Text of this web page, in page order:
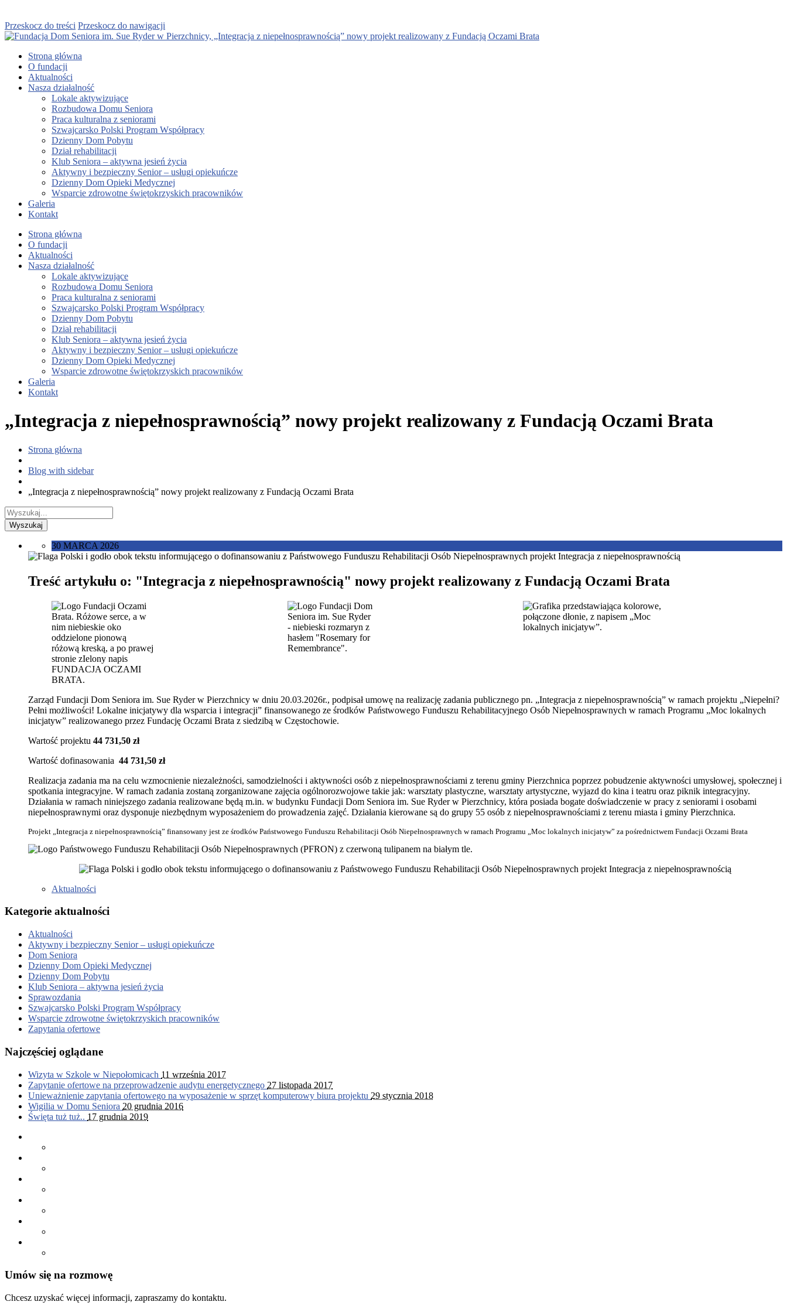
Przeskocz do treści Przeskocz do nawigacji
Strona główna
O fundacji
Aktualności
Nasza działalność
Lokale aktywizujące
Rozbudowa Domu Seniora
Praca kulturalna z seniorami
Szwajcarsko Polski Program Współpracy
Dzienny Dom Pobytu
Dział rehabilitacji
Klub Seniora – aktywna jesień życia
Aktywny i bezpieczny Senior – usługi opiekuńcze
Dzienny Dom Opieki Medycznej
Wsparcie zdrowotne świętokrzyskich pracowników
Galeria
Kontakt
Strona główna
O fundacji
Aktualności
Nasza działalność
Lokale aktywizujące
Rozbudowa Domu Seniora
Praca kulturalna z seniorami
Szwajcarsko Polski Program Współpracy
Dzienny Dom Pobytu
Dział rehabilitacji
Klub Seniora – aktywna jesień życia
Aktywny i bezpieczny Senior – usługi opiekuńcze
Dzienny Dom Opieki Medycznej
Wsparcie zdrowotne świętokrzyskich pracowników
Galeria
Kontakt
„Integracja z niepełnosprawnością” nowy projekt realizowany z Fundacją Oczami Brata
Strona główna
Blog with sidebar
„Integracja z niepełnosprawnością” nowy projekt realizowany z Fundacją Oczami Brata
30 MARCA 2026
Treść artykułu o: "Integracja z niepełnosprawnością" nowy projekt realizowany z Fundacją Oczami Brata
Zarząd Fundacji Dom Seniora im. Sue Ryder w Pierzchnicy w dniu 20.03.2026r., podpisał umowę na realizację zadania publicznego pn. „Integracja z niepełnosprawnością” w ramach projektu „Niepełni?
Pełni możliwości! Lokalne inicjatywy dla wsparcia i integracji” finansowanego ze środków Państwowego Funduszu Rehabilitacyjnego Osób Niepełnosprawnych w ramach Programu „Moc lokalnych
inicjatyw” realizowanego przez Fundację Oczami Brata z siedzibą w Częstochowie.
Wartość projektu 44 731,50 zł
Wartość dofinasowania 44 731,50 zł
Realizacja zadania ma na celu wzmocnienie niezależności, samodzielności i aktywności osób z niepełnosprawnościami z terenu gminy Pierzchnica poprzez pobudzenie aktywności umysłowej, społecznej i
spotkania integracyjne. W ramach zadania zostaną zorganizowane zajęcia ogólnorozwojowe takie jak: warsztaty plastyczne, warsztaty artystyczne, wyjazd do kina i teatru oraz piknik integracyjny.
Działania w ramach niniejszego zadania realizowane będą m.in. w budynku Fundacji Dom Seniora im. Sue Ryder w Pierzchnicy, która posiada bogate doświadczenie w pracy z seniorami i osobami
niepełnosprawnymi oraz dysponuje niezbędnym wyposażeniem do prowadzenia zajęć. Działania kierowane są do grupy 55 osób z niepełnosprawnościami z terenu miasta i gminy Pierzchnica.
Projekt „Integracja z niepełnosprawnością” finansowany jest ze środków Państwowego Funduszu Rehabilitacji Osób Niepełnosprawnych w ramach Programu „Moc lokalnych inicjatyw” za pośrednictwem Fundacji Oczami Brata
Aktualności
Kategorie aktualności
Aktualności
Aktywny i bezpieczny Senior – usługi opiekuńcze
Dom Seniora
Dzienny Dom Opieki Medycznej
Dzienny Dom Pobytu
Klub Seniora – aktywna jesień życia
Sprawozdania
Szwajcarsko Polski Program Współpracy
Wsparcie zdrowotne świętokrzyskich pracowników
Zapytania ofertowe
Najczęściej oglądane
Wizyta w Szkole w Niepołomicach 11 września 2017
Zapytanie ofertowe na przeprowadzenie audytu energetycznego 27 listopada 2017
Unieważnienie zapytania ofertowego na wyposażenie w sprzęt komputerowy biura projektu 29 stycznia 2018
Wigilia w Domu Seniora 20 grudnia 2016
Święta tuż tuż.. 17 grudnia 2019
Umów się na rozmowę
Chcesz uzyskać więcej informacji, zapraszamy do kontaktu.